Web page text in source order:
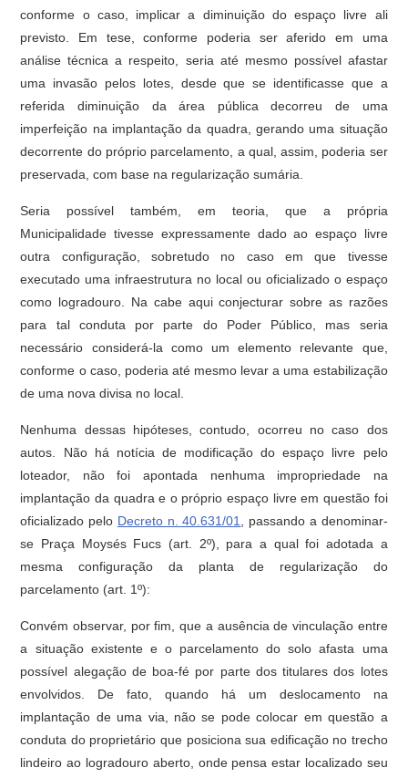
conforme o caso, implicar a diminuição do espaço livre ali
previsto. Em tese, conforme poderia ser aferido em uma
análise técnica a respeito, seria até mesmo possível afastar
uma invasão pelos lotes, desde que se identificasse que a
referida diminuição da área pública decorreu de uma
imperfeição na implantação da quadra, gerando uma situação
decorrente do próprio parcelamento, a qual, assim, poderia ser
preservada, com base na regularização sumária.
Seria possível também, em teoria, que a própria
Municipalidade tivesse expressamente dado ao espaço livre
outra configuração, sobretudo no caso em que tivesse
executado uma infraestrutura no local ou oficializado o espaço
como logradouro. Na cabe aqui conjecturar sobre as razões
para tal conduta por parte do Poder Público, mas seria
necessário considerá-la como um elemento relevante que,
conforme o caso, poderia até mesmo levar a uma estabilização
de uma nova divisa no local.
Nenhuma dessas hipóteses, contudo, ocorreu no caso dos
autos. Não há notícia de modificação do espaço livre pelo
loteador, não foi apontada nenhuma impropriedade na
implantação da quadra e o próprio espaço livre em questão foi
oficializado pelo Decreto n. 40.631/01
, passando a denominar-
se Praça Moysés Fucs (art. 2º), para a qual foi adotada a
mesma configuração da planta de regularização do
parcelamento (art. 1º):
Convém observar, por fim, que a ausência de vinculação entre
a situação existente e o parcelamento do solo afasta uma
possível alegação de boa-fé por parte dos titulares dos lotes
envolvidos. De fato, quando há um deslocamento na
implantação de uma via, não se pode colocar em questão a
conduta do proprietário que posiciona sua edificação no trecho
lindeiro ao logradouro aberto, onde pensa estar localizado seu